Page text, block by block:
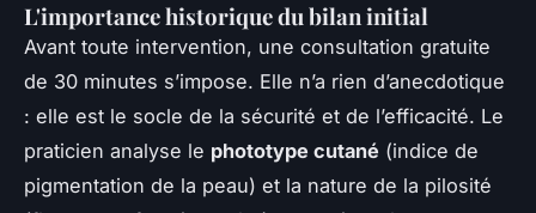
L'importance historique du bilan initial
Avant toute intervention, une consultation gratuite
de 30 minutes s’impose. Elle n’a rien d’anecdotique
: elle est le socle de la sécurité et de l’efficacité. Le
praticien analyse le phototype cutané (indice de
pigmentation de la peau) et la nature de la pilosité